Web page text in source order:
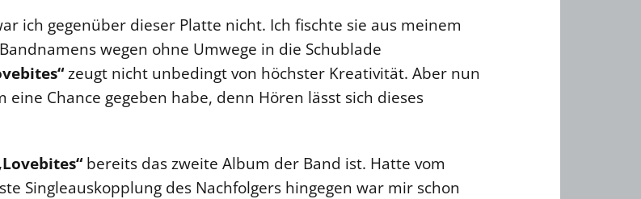
ich gegenüber dieser Platte nicht. Ich fischte sie aus meinem
wegen ohne Umwege in die Schublade
zeugt nicht unbedingt von höchster Kreativität. Aber nun
Chance gegeben habe, denn Hören lässt sich dieses
bereits das zweite Album der Band ist. Hatte vom
Singleauskopplung des Nachfolgers hingegen war mir schon